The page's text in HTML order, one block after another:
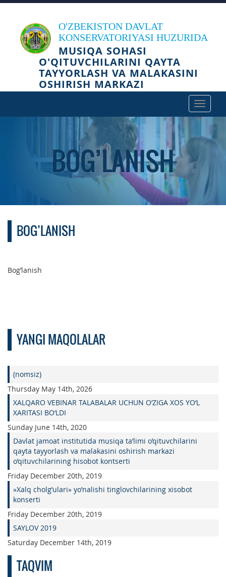
O'ZBEKISTON DAVLAT
KONSERVATORIYASI HUZURIDA
MUSIQA SOHASI
O'QITUVCHILARINI QAYTA
TAYYORLASH VA MALAKASINI
OSHIRISH MARKAZI
Toggle
BOG’LANISH
BOG’LANISH
Bog’lanish
YANGI MAQOLALAR
(nomsiz)
Thursday May 14th, 2026
XALQARO VEBINAR TALABALAR UCHUN O‘ZIGA XOS YO‘L
XARITASI BO‘LDI
Sunday June 14th, 2020
Davlat jamoat institutida musiqa ta’limi o’qituvchilarini
qayta tayyorlash va malakasini oshirish markazi
o’qituvchilarining hisobot kontserti
Friday December 20th, 2019
»Xalq cholg’ulari» yo’nalishi tinglovchilarining xisobot
konserti
Friday December 20th, 2019
SAYLOV 2019
Saturday December 14th, 2019
TAQVIM